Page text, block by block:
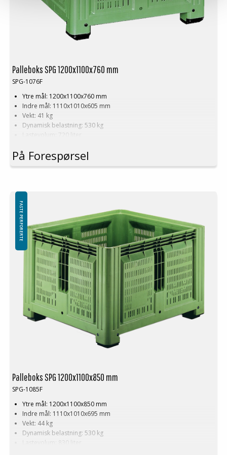
Palleboks SPG 1200x1100x760 mm
SPG-1076F
Ytre mål: 1200x1100x760 mm
Indre mål: 1110x1010x605 mm
Vekt: 41 kg
Dynamisk belastning: 530 kg
Lastevolum: 720 liter
Standardfarge: Grønn
Logistikk: 3 stk/pallplasser (120x110x240 cm)
Denne spesielle dimensjonen på Palleboks krever en minimums
bestilling på mellom 200-2000 stk. Kontakt oss for mer informasjon.
På Forespørsel
Palleboks SPG 1200x1100x850 mm
SPG-1085F
Ytre mål: 1200x1100x850 mm
Indre mål: 1110x1010x695 mm
Vekt: 44 kg
Dynamisk belastning: 530 kg
Lastevolum: 830 liter
FASTE PERFORERTE